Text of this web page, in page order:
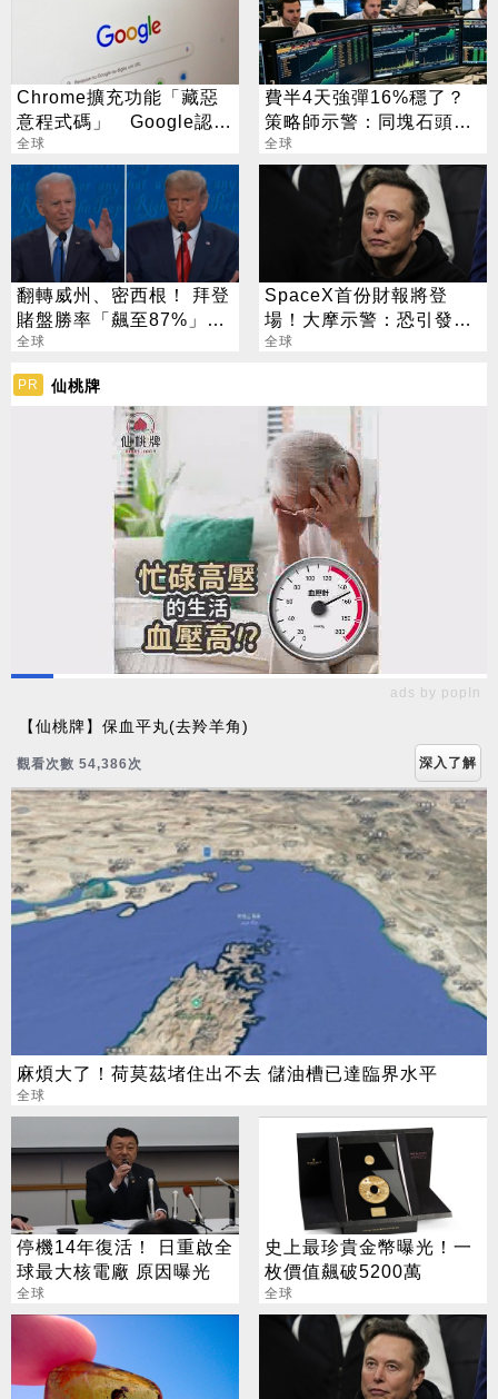
Chrome擴充功能「藏惡
意程式碼」 Google認
了：已下架
全球
費半4天強彈16%穩了？
策略師示警：同塊石頭不
會絆2次
全球
翻轉威州、密西根！ 拜登
賭盤勝率「飆至87%」輾
壓川普
全球
SpaceX首份財報將登
場！大摩示警：恐引發龐
大賣壓
全球
PR 仙桃牌
ads by popIn
【仙桃牌】保血平丸(去羚羊角)
觀看次數 54,390次 深入了解
麻煩大了！荷莫茲堵住出不去 儲油槽已達臨界水平
全球
停機14年復活！ 日重啟全
球最大核電廠 原因曝光
全球
史上最珍貴金幣曝光！一
枚價值飆破5200萬
全球